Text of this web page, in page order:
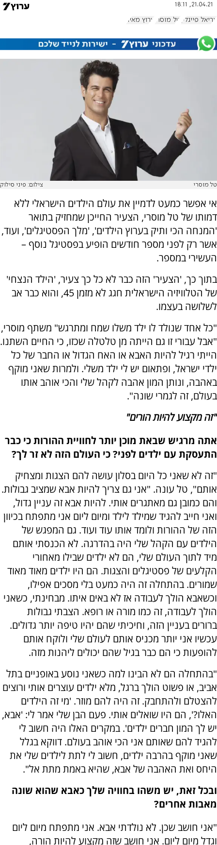
21.04.21, 18:11
אריאל פייגלין טל מוסרי ערוץ מאיר
טל מוסרי צילום: פיני סילוק
אי אפשר כמעט לדמיין את עולם הילדים הישראלי ללא
דמותו של טל מוסרי, הצעיר החייכן שמחזיק בתואר
'המנחה הכי ותיק בערוץ הילדים', 'מלך הפסטיגלים', ועוד,
אשר רק לפני מספר חודשים הופיע בפסטיגל נוסף –
העשירי במספר.
בתוך כך, 'הצעיר' הזה כבר לא כל כך צעיר, 'הילד הנצחי'
של הטלוויזיה הישראלית חגג לא מזמן 45, והוא כבר אב
לשלושה בעצמו.
"כל אחד שנולד לו ילד משלו שמח ומתרגש" משתף מוסרי,
"אבל עבורי זו גם הייתה מן טלטלה שכזו, כי החיים השתנו.
הייתי רגיל להיות האבא או האח הגדול או החבר של כל
ילדי ישראל, ופתאום יש לי ילד משלי. ולמרות שאני מוקף
באהבה, ונותן המון אהבה לקהל שלי והכי אוהב אותו
בעולם, זה לגמרי שונה".
"זה מקצוע להיות הורים"
אתה מרגיש שבאת מוכן יותר לחוויית ההורות כי כבר
התעסקת עם ילדים לפני? כי העולם הזה לא זר לך?
"זה לא שאני כל היום בסלון עושה להם הצגות ומצחיק
אותם", טל עונה. "אני גם צריך להיות אבא שמציב גבולות.
והם כמובן גם מאתגרים אותי. להיות אבא זה עניין גדול,
ואני חייב להגיד שמילד לילד ומיום ליום אני מתפתח בכיוון
הזה של ההורות ולומד אותו עוד ועוד. גם המפגש של
הילדים עם הקהל שלי היה בהדרגה. לא הכנסתי אותם
מיד לתוך העולם שלי, הם לא ילדים שבילו מאחורי
הקלעים של פסטיגלים והצגות. הם היו ילדים מאוד מאוד
שמורים. בהתחלה זה היה כמעט בלי מסכים אפילו,
וכשאבא הולך לעבודה אז לא באים איתו. מבחינתי, כשאני
הולך לעבודה, זה כמו מורה או רופא. הצבתי גבולות
ברורים בעניין הזה, וחיכיתי שהם יהיו טיפה יותר גדולים.
עכשיו אני יותר מכניס אותם לעולם שלי ולוקח אותם
להופעות כי הם כבר בגיל שהם יכולים ליהנות מזה.
"בהתחלה הם לא הבינו למה כשאני נוסע באופניים בתל
אביב, או פשוט הולך ברגל, מלא ילדים עוצרים אותי ורוצים
להצטלם ולהתחבק. זה היה להם מוזר. 'מי זה הילדים
האלו?', הם היו שואלים אותי. פעם הבן שלי אמר לי: 'אבא,
יש לך המון חברים ילדים'. במקרים האלו היה חשוב לי
להגיד להם שאותם אני הכי אוהב בעולם. דווקא בגלל
שאני מוקף בהרבה ילדים, חשוב לי לתת לילדים שלי את
היחס ואת האהבה של אבא, שהיא באמת מתת אל".
ובכל זאת, יש משהו בחוויה שלך כאבא שהוא שונה
מאבות אחרים?
"אני חושב שכן. לא נולדתי אבא. אני מתפתח מיום ליום
וגדל מיום ליום. אני חושב שזה מקצוע להיות הורה,